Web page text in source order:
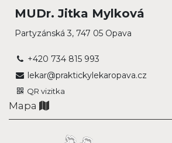
MUDr. Jitka Mylková
Partyzánská 3, 747 05 Opava
+420 734 815 993
lekar@praktickylekaropava.cz
QR vizitka
Mapa